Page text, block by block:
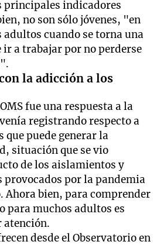
principales indicadores
no son sólo jóvenes, "en
adultos cuando se torna una
ir a trabajar por no perderse
la adicción a los
fue una respuesta a la
registrando respecto a
que puede generar la
situación que se vio
de los aislamientos y
por la pandemia
Ahora bien, para comprender
para muchos adultos es
atención.
desde el Observatorio en